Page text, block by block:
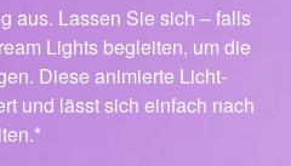
aus. Lassen Sie sich – falls
Lights begleiten, um die
Diese animierte Licht-
und lässt sich einfach nach